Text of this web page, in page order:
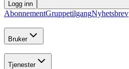
Logg inn
AbonnementGruppetilgangNyhetsbrev
Bruker
Tjenester